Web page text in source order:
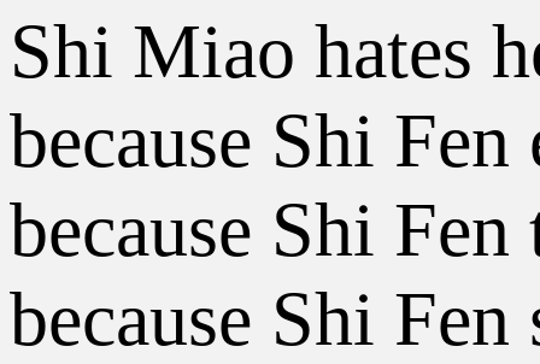
Shi Miao hates
because Shi
because Shi
because Shi